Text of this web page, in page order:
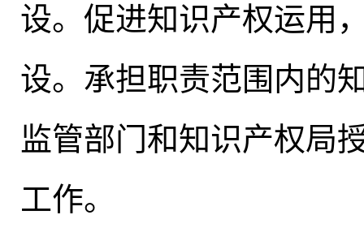
设。促进知识产权运用
设。承担职责范围内的
监管部门和知识产权局
工作。